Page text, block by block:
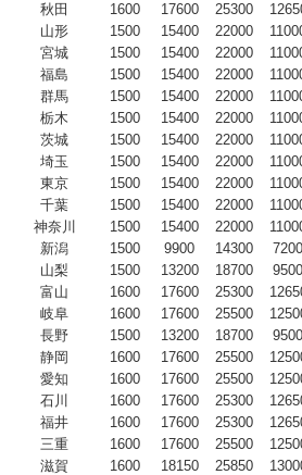
秋田
1600 17600 25300
山形
1500 15400 22000
宮城
1500 15400 22000
福島
1500 15400 22000
群馬
1500 15400 22000
栃木
1500 15400 22000
茨城
1500 15400 22000
埼玉
1500 15400 22000
東京
1500 15400 22000
千葉
1500 15400 22000
神奈川
1500 15400 22000
新潟
1500 9900 14300
7200
山梨
1500 13200 18700
9500
富山
1600 17600 25300
岐阜
1600 17600 25500
長野
1500 13200 18700
9500
静岡
1600 17600 25500
愛知
1600 17600 25500
石川
1600 17600 25300
福井
1600 17600 25300
三重
1600 17600 25500
滋賀
1600 18150 25850